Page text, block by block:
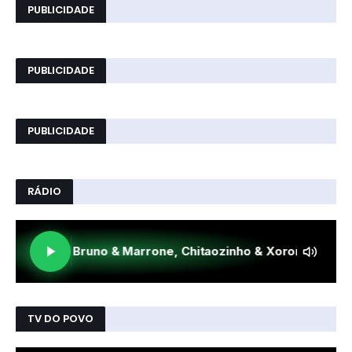
PUBLICIDADE
PUBLICIDADE
PUBLICIDADE
RÁDIO
TV DO POVO